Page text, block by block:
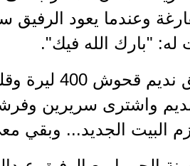
وعندما يعود
له: "بارك الله فيك".
أعطيت
واشترى سريرين
الجديد... وبقي معي 450 ليرة